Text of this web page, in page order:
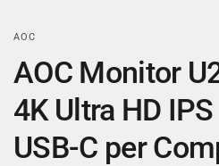
AOC
AOC Monitor
4K Ultra HD
USB-C per